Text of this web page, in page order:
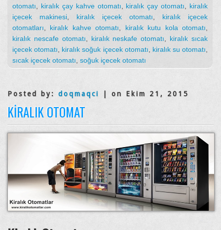
otomatı, kiralık çay kahve otomatı, kiralık çay otomatı, kiralık
içecek makinesi, kiralık içecek otomatı, kiralık içecek
otomatları, kiralık kahve otomatı, kiralık kutu kola otomatı,
kiralık nescafe otomatı, kiralık neskafe otomatı, kiralık sıcak
içecek otomatı, kiralık soğuk içecek otomatı, kiralık su otomatı,
sıcak içecek otomatı, soğuk içecek otomatı
Posted by: doqmaqci | on Ekim 21, 2015
KIRALIK OTOMAT